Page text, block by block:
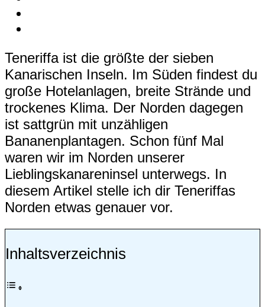
Teneriffa ist die größte der sieben
Kanarischen Inseln. Im Süden findest du
große Hotelanlagen, breite Strände und
trockenes Klima. Der Norden dagegen
ist sattgrün mit unzähligen
Bananenplantagen. Schon fünf Mal
waren wir im Norden unserer
Lieblingskanareninsel unterwegs. In
diesem Artikel stelle ich dir Teneriffas
Norden etwas genauer vor.
Inhaltsverzeichnis